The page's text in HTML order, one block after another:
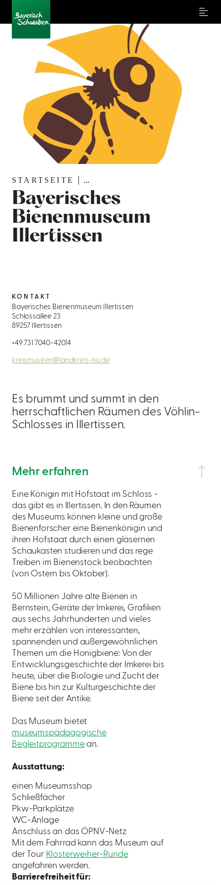
Menu
STARTSEITE ...
Bayerisches
Bienenmuseum
Illertissen
Es brummt und summt in den
herrschaftlichen Räumen des Vöhlin-
Schlosses in Illertissen.
Mehr erfahren
Eine Königin mit Hofstaat im Schloss -
das gibt es in Illertissen. In den Räumen
des Museums können kleine und große
Bienenforscher eine Bienenkönigin und
ihren Hofstaat durch einen gläsernen
Schaukasten studieren und das rege
Treiben im Bienenstock beobachten
(von Ostern bis Oktober).
50 Millionen Jahre alte Bienen in
Bernstein, Geräte der Imkerei, Grafiken
aus sechs Jahrhunderten und vieles
mehr erzählen von interessanten,
spannenden und außergewöhnlichen
Themen um die Honigbiene: Von der
Entwicklungsgeschichte der Imkerei bis
heute, über die Biologie und Zucht der
Biene bis hin zur Kulturgeschichte der
Biene seit der Antike.
Das Museum bietet
museumspädagogische
Begleitprogrammean.
Ausstattung:
einen Museumsshop
Schließfächer
Pkw-Parkplätze
WC-Anlage
Anschluss an das ÖPNV-Netz
Mit dem Fahrrad kann das Museum auf
der Tour Klosterweiher-Runde
angefahren werden.
Barrierefreiheit für:
KONTAKT
Bayerisches Bienenmuseum Illertissen
Schlossallee 23
89257 Illertissen
+49 731 7040-42014
kreismuseen@landkreis-nu.de